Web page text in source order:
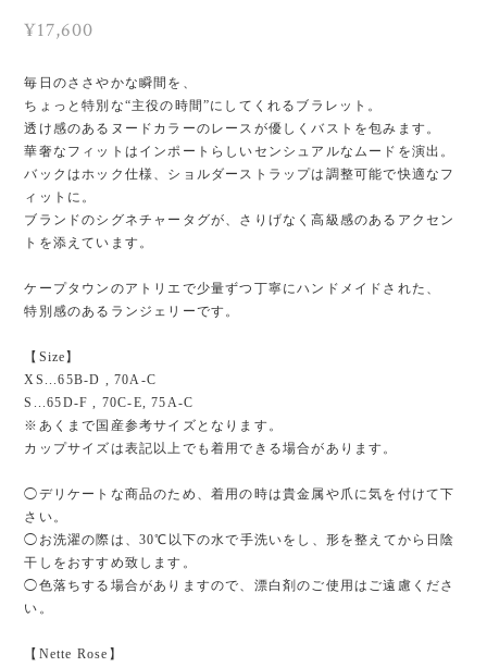
¥17,600
毎日のささやかな瞬間を、
ちょっと特別な“主役の時間”にしてくれるブラレット。
透け感のあるヌードカラーのレースが優しくバストを包みます。
華奢なフィットはインポートらしいセンシュアルなムードを演出。
バックはホック仕様、ショルダーストラップは調整可能で快適なフ
ィットに。
ブランドのシグネチャータグが、さりげなく高級感のあるアクセン
トを添えています。
ケープタウンのアトリエで少量ずつ丁寧にハンドメイドされた、
特別感のあるランジェリーです。
【Size】
XS...65B-D , 70A-C
S...65D-F , 70C-E, 75A-C
※あくまで国産参考サイズとなります。
カップサイズは表記以上でも着用できる場合があります。
◯デリケートな商品のため、着用の時は貴金属や爪に気を付けて下
さい。
◯お洗濯の際は、30℃以下の水で手洗いをし、形を整えてから日陰
干しをおすすめ致します。
◯色落ちする場合がありますので、漂白剤のご使用はご遠慮くださ
い。
【Nette Rose】